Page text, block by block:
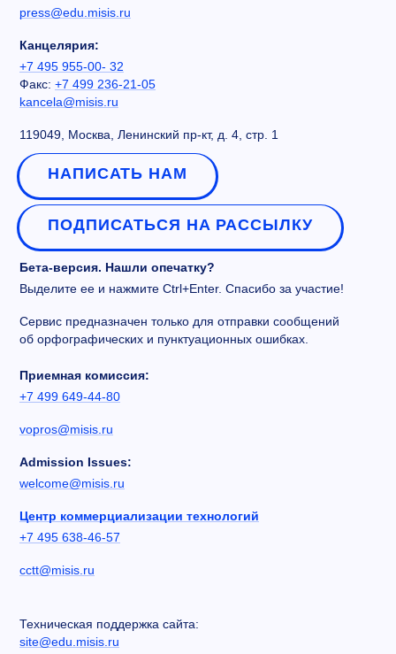
press@edu.misis.ru
Канцелярия:
+7 495 955-00- 32
Факс: +7 499 236-21-05
kancela@misis.ru
119049, Москва, Ленинский пр-кт, д. 4, стр. 1
НАПИСАТЬ НАМ
ПОДПИСАТЬСЯ НА РАССЫЛКУ
Бета-версия. Нашли опечатку?
Выделите ее и нажмите Ctrl+Enter. Спасибо за участие!
Сервис предназначен только для отправки сообщений
об орфографических и пунктуационных ошибках.
Приемная комиссия:
+7 499 649-44-80
vopros@misis.ru
Admission Issues:
welcome@misis.ru
Центр коммерциализации технологий
+7 495 638-46-57
cctt@misis.ru
Техническая поддержка сайта:
site@edu.misis.ru